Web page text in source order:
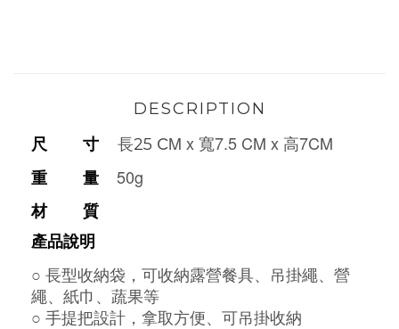
DESCRIPTION
尺 寸
長25 cM x 寬7.5 CM x 高7CM
重 量 50g
材 質
產品說明
○ 長型收納袋，可收納露營餐具、吊掛繩、營
繩、紙巾、蔬果等
○ 手提把設計，拿取方便、可吊掛收納